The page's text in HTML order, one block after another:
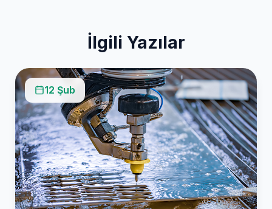
İlgili Yazılar
12 Şub